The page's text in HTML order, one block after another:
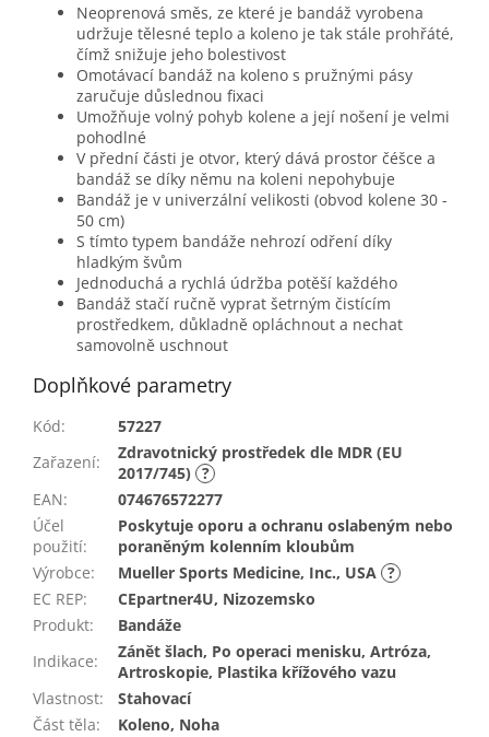
Neoprenová směs, ze které je bandáž vyrobena
udržuje tělesné teplo a koleno je tak stále prohřáté,
čímž snižuje jeho bolestivost
Omotávací bandáž na koleno s pružnými pásy
zaručuje důslednou fixaci
Umožňuje volný pohyb kolene a její nošení je velmi
pohodlné
V přední části je otvor, který dává prostor čéšce a
bandáž se díky němu na koleni nepohybuje
Bandáž je v univerzální velikosti (obvod kolene 30 -
50 cm)
S tímto typem bandáže nehrozí odření díky
hladkým švům
Jednoduchá a rychlá údržba potěší každého
Bandáž stačí ručně vyprat šetrným čistícím
prostředkem, důkladně opláchnout a nechat
samovolně uschnout
Doplňkové parametry
Kód:
57227
Zařazení:
Zdravotnický prostředek dle MDR (EU
2017/745) ?
EAN:
074676572277
Účel
použití:
Poskytuje oporu a ochranu oslabeným nebo
poraněným kolenním kloubům
Výrobce: Mueller Sports Medicine, Inc., USA ?
EC REP:
CEpartner4U, Nizozemsko
Produkt:
Bandáže
Indikace:
Zánět šlach, Po operaci menisku, Artróza,
Artroskopie, Plastika křížového vazu
Vlastnost:
Stahovací
Část těla: Koleno, Noha